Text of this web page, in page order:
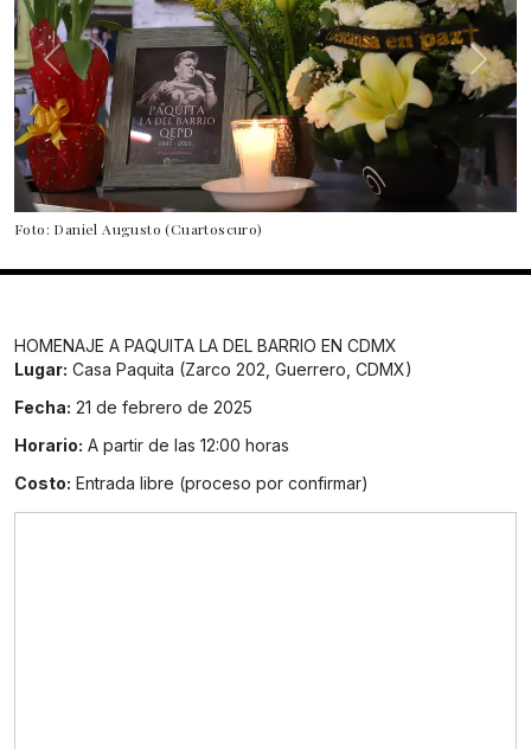
Foto: Daniel Augusto (Cuartoscuro)
HOMENAJE A PAQUITA LA DEL BARRIO EN CDMX
Lugar: Casa Paquita (Zarco 202, Guerrero, CDMX)
Fecha: 21 de febrero de 2025
Horario: A partir de las 12:00 horas
Costo: Entrada libre (proceso por confirmar)